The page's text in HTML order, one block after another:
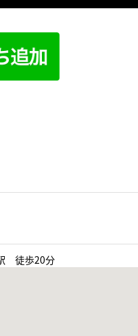
徒歩20分